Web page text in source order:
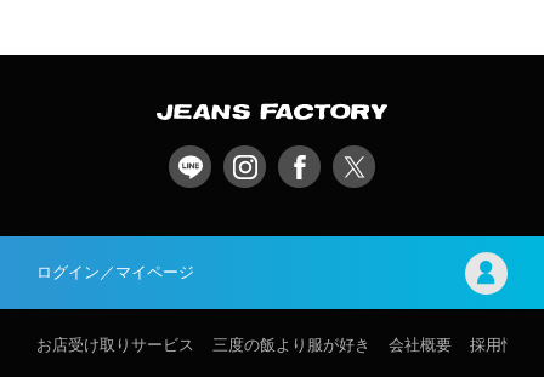
ログイン／マイページ
お店受け取りサービス 三度の飯より服が好き 会社概要 採用情報